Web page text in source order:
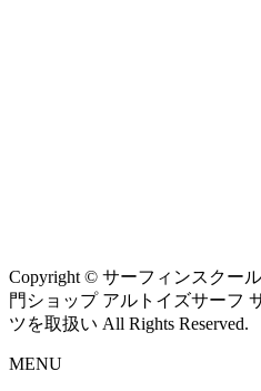
Copyright © サーフィンスクー
門ショップ アルトイズサーフ
ツを取扱い All Rights Reserved.
MENU